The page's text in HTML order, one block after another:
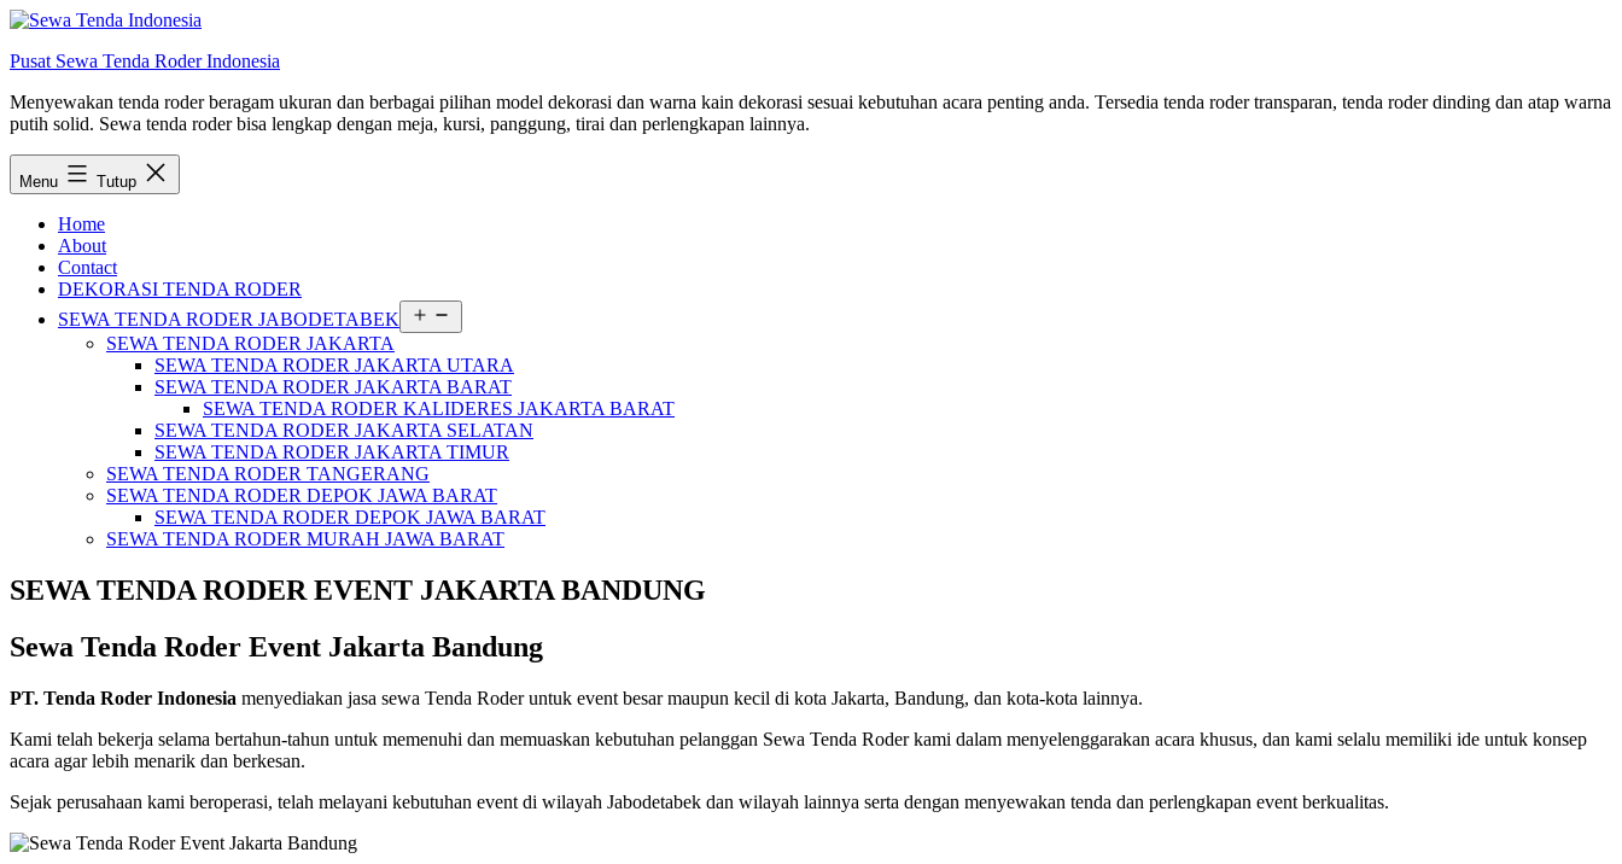
Lewati
konten
Pusat Sewa Tenda Roder Indonesia
Menyewakan tenda roder beragam ukuran dan berbagai pilihan model dekorasi dan warna kain dekorasi sesuai kebutuhan acara penting anda. Tersedia tenda roder transparan, tenda roder dinding dan atap warna
putih solid. Sewa tenda roder bisa lengkap dengan meja, kursi, panggung, tirai dan perlengkapan lainnya.
Menu Tutup
Home
About
Contact
DEKORASI TENDA RODER
SEWA TENDA RODER JABODETABEK
menu
SEWA TENDA RODER JAKARTA
SEWA TENDA RODER JAKARTA UTARA
SEWA TENDA RODER JAKARTA BARAT
SEWA TENDA RODER KALIDERES JAKARTA BARAT
SEWA TENDA RODER JAKARTA SELATAN
SEWA TENDA RODER JAKARTA TIMUR
SEWA TENDA RODER TANGERANG
SEWA TENDA RODER DEPOK JAWA BARAT
SEWA TENDA RODER DEPOK JAWA BARAT
SEWA TENDA RODER MURAH JAWA BARAT
SEWA TENDA RODER EVENT JAKARTA BANDUNG
Sewa Tenda Roder Event Jakarta Bandung
PT. Tenda Roder Indonesia menyediakan jasa sewa Tenda Roder untuk event besar maupun kecil di kota Jakarta, Bandung, dan kota-kota lainnya.
Kami telah bekerja selama bertahun-tahun untuk memenuhi dan memuaskan kebutuhan pelanggan Sewa Tenda Roder kami dalam menyelenggarakan acara khusus, dan kami selalu memiliki ide untuk konsep
acara agar lebih menarik dan berkesan.
Sejak perusahaan kami beroperasi, telah melayani kebutuhan event di wilayah Jabodetabek dan wilayah lainnya serta dengan menyewakan tenda dan perlengkapan event berkualitas.